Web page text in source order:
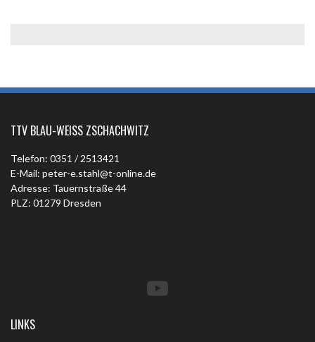
TTV BLAU-WEISS ZSCHACHWITZ
Telefon: 0351 / 2513421
E-Mail: peter-e.stahl@t-online.de
Adresse: Tauernstraße 44
PLZ: 01279 Dresden
YouTube
LINKS